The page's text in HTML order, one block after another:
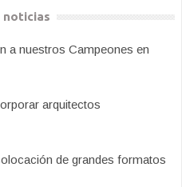
noticias
a nuestros Campeones en
arquitectos
de grandes formatos